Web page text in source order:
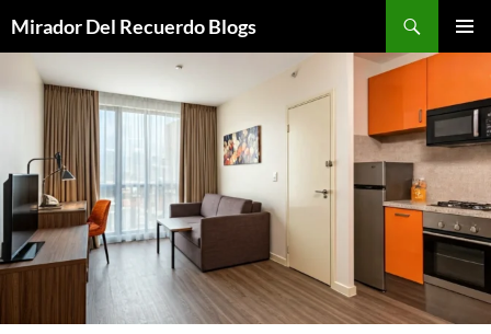
Mirador Del Recuerdo Blogs